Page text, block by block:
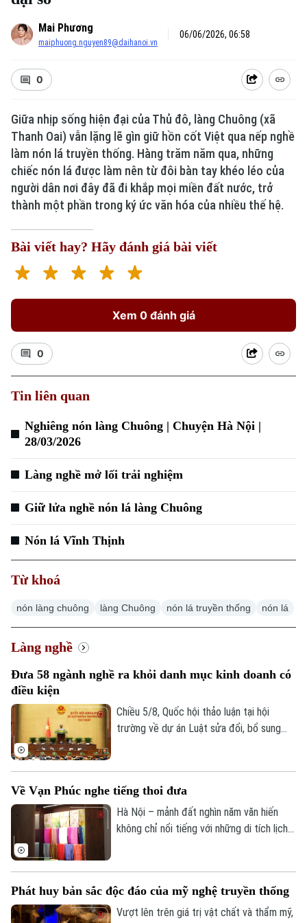
Xu hướng
Mai Phương
maiphuong.nguyen89@daihanoi.vn
06/06/2026, 06:58
0
Giữa nhịp sống hiện đại của Thủ đô, làng Chuông (xã
Thanh Oai) vẫn lặng lẽ gìn giữ hồn cốt Việt qua nếp nghề
làm nón lá truyền thống. Hàng trăm năm qua, những
chiếc nón lá được làm nên từ đôi bàn tay khéo léo của
người dân nơi đây đã đi khắp mọi miền đất nước, trở
thành một phần trong ký ức văn hóa của nhiều thế hệ.
Bài viết hay? Hãy đánh giá bài viết
Xem 0 đánh giá
0
Tin liên quan
Nghiêng nón làng Chuông | Chuyện Hà Nội |
28/03/2026
Làng nghề mở lối trải nghiệm
Giữ lửa nghề nón lá làng Chuông
Nón lá Vĩnh Thịnh
Từ khoá
nón làng chuông làng Chuông nón lá truyền thống nón lá
Làng nghề
Đưa 58 ngành nghề ra khỏi danh mục kinh doanh có
điều kiện
Chiều 5/8, Quốc hội thảo luận tại hội
trường về dự án Luật sửa đổi, bổ sung
Về Vạn Phúc nghe tiếng thoi đưa
Hà Nội – mảnh đất nghìn năm văn hiến
không chỉ nổi tiếng với những di tích lịch
dệt lụa Việt Nam và là một trong bốn làng
nghề của Hà Nội được đưa vào Mạng lưới
Phát huy bản sắc độc đáo của mỹ nghệ truyền thống
Vượt lên trên giá trị vật chất và thẩm mỹ,